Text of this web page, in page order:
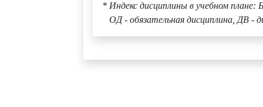
* Индекс дисциплины в учебном плане:
ОД - обязательная дисциплина, ДВ -